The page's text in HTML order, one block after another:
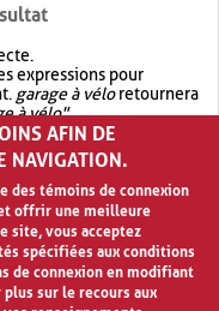
expressions pour
garage à véloretournera
à vélo".
avec OR.garage OR vélo
quegarage à vélo
AFIN DE
NAVIGATION.
des témoins de connexion
offrir une meilleure
site, vous acceptez
spécifiées aux conditions
de connexion en modifiant
sur le recours aux